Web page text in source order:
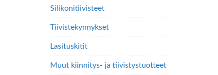
Silikonitiivisteet
Tiivistekynnykset
Lasituskitit
Muut kiinnitys- ja tiivistystuotteet